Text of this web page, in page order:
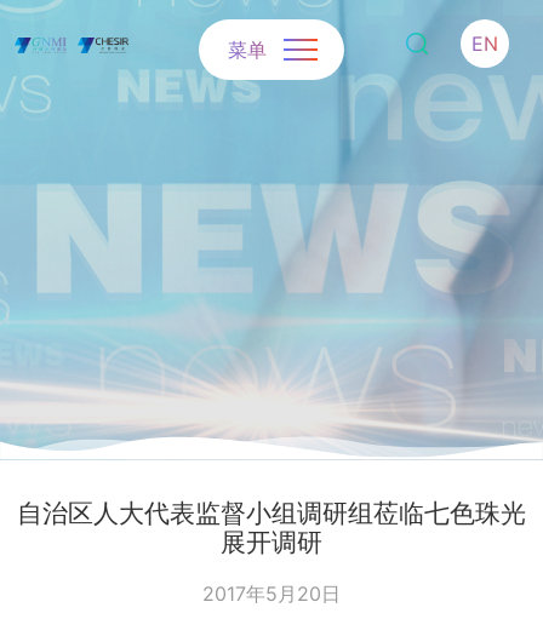
EN
菜单
自治区人大代表监督小组调研组莅临七色珠光
展开调研
2017年5月20日